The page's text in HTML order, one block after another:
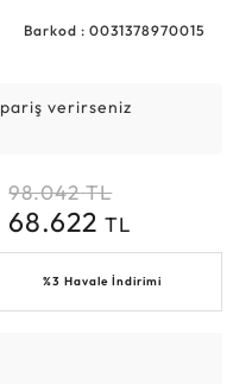
Barkod : 0031378970015
verirseniz
98.042 TL
68.622TL
%3 Havale İndirimi